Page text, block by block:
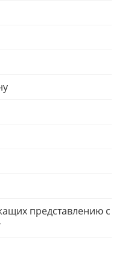
представлению с